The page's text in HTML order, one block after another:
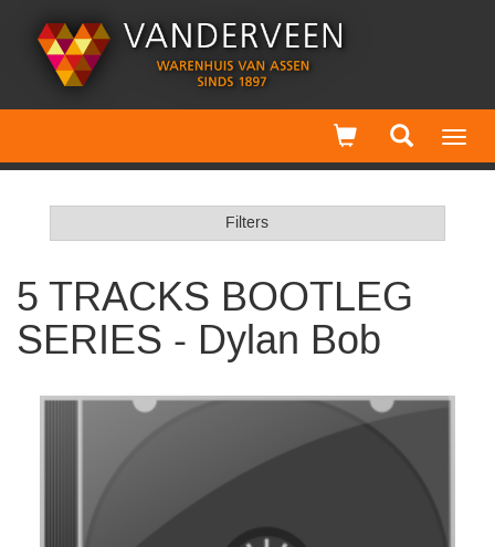
Filters
5 TRACKS BOOTLEG
SERIES - Dylan Bob